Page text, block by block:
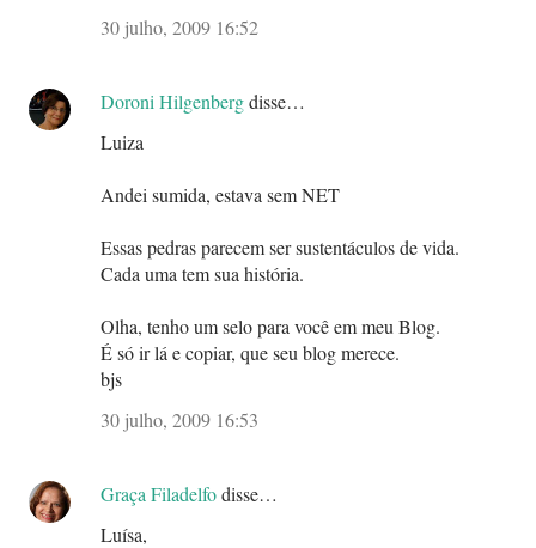
30 julho, 2009 16:52
Doroni Hilgenbergdisse…
Luiza
Andei sumida, estava sem NET
Essas pedras parecem ser sustentáculos de vida.
Cada uma tem sua história.
Olha, tenho um selo para você em meu Blog.
É só ir lá e copiar, que seu blog merece.
bjs
30 julho, 2009 16:53
Graça Filadelfodisse…
Luísa,